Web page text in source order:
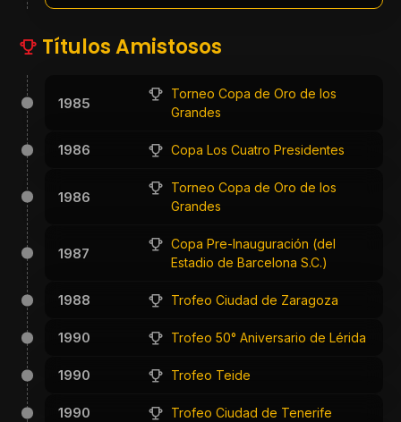
Títulos Amistosos
1985
Torneo Copa de Oro de los
Grandes
1986 Copa Los Cuatro Presidentes
1986
Torneo Copa de Oro de los
Grandes
1987
Copa Pre-Inauguración (del
Estadio de Barcelona S.C.)
1988 Trofeo Ciudad de Zaragoza
1990 Trofeo 50° Aniversario de Lérida
1990 Trofeo Teide
1990 Trofeo Ciudad de Tenerife